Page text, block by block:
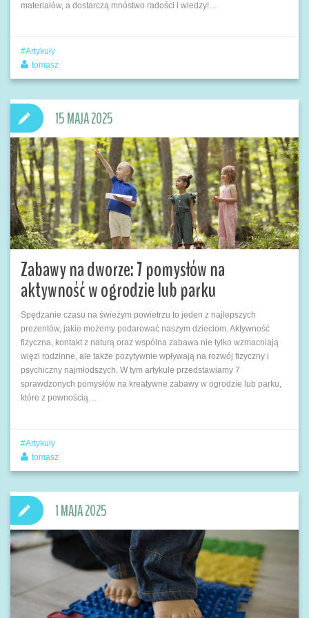
materiałów, a dostarczą mnóstwo radości i wiedzy!…
Artykuły
tomasz
Zabawy na dworze: 7 pomysłów na
aktywność w ogrodzie lub parku
Spędzanie czasu na świeżym powietrzu to jeden z najlepszych
prezentów, jakie możemy podarować naszym dzieciom. Aktywność
fizyczna, kontakt z naturą oraz wspólna zabawa nie tylko wzmacniają
więzi rodzinne, ale także pozytywnie wpływają na rozwój fizyczny i
psychiczny najmłodszych. W tym artykule przedstawiamy 7
sprawdzonych pomysłów na kreatywne zabawy w ogrodzie lub parku,
które z pewnością…
15 MAJA 2025
Artykuły
tomasz
1 MAJA 2025